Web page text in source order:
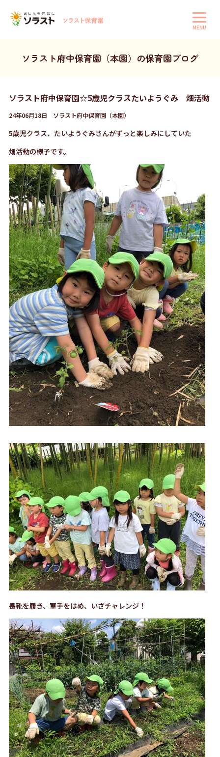
MENU
ソラスト府中保育園（本園）の保育園ブログ
ソラスト府中保育園☆5歳児クラスたいようぐみ 畑活動
24年06月18日 ソラスト府中保育園（本園）
5歳児クラス、たいようぐみさんがずっと楽しみにしていた
畑活動の様子です。
長靴を履き、軍手をはめ、いざチャレンジ！